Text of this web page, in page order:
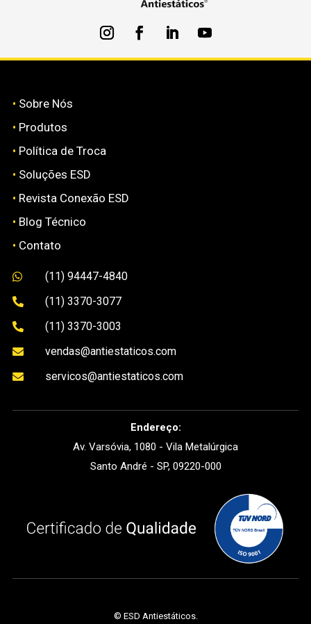
• Sobre Nós
• Produtos
• Política de Troca
• Soluções ESD
• Revista Conexão ESD
• Blog Técnico
• Contato
 (11) 94447-4840
 (11) 3370-3077
 (11) 3370-3003
 vendas@antiestaticos.com
 servicos@antiestaticos.com
Endereço:
Av. Varsóvia, 1080 - Vila Metalúrgica
Santo André - SP, 09220-000
© ESD Antiestáticos.